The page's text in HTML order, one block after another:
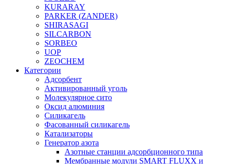
KURARAY
PARKER (ZANDER)
SHIRASAGI
SILCARBON
SORBEO
UOP
ZEOCHEM
Категории
Адсорбент
Активированный уголь
Молекулярное сито
Оксид алюминия
Силикагель
Фасованный силикагель
Катализаторы
Генератор азота
Азотные станции адсорбционного типа
Мембранные модули SMART FLUXX и